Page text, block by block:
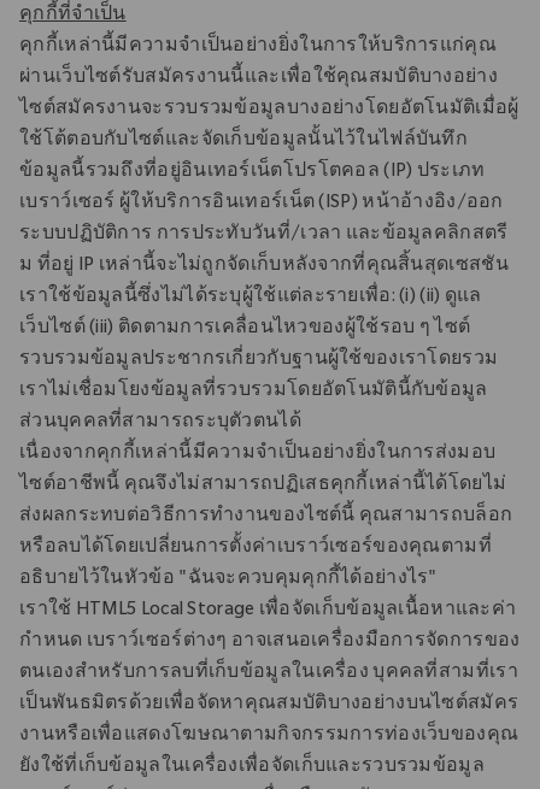
คุกกี้ที่จําเป็น
คุกกี้เหล่านี้มีความจําเป็นอย่างยิ่งในการให้บริการแก่คุณ
ผ่านเว็บไซต์รับสมัครงานนี้และเพื่อใช้คุณสมบัติบางอย่าง
ไซต์สมัครงานจะรวบรวมข้อมูลบางอย่างโดยอัตโนมัติเมื่อผู้
ใช้โต้ตอบกับไซต์และจัดเก็บข้อมูลนั้นไว้ในไฟล์บันทึก
ข้อมูลนี้รวมถึงที่อยู่อินเทอร์เน็ตโปรโตคอล (IP) ประเภท
เบราว์เซอร์ ผู้ให้บริการอินเทอร์เน็ต (ISP) หน้าอ้างอิง/ออก
ระบบปฏิบัติการ การประทับวันที่/เวลา และข้อมูลคลิกสตรี
ม ที่อยู่ IP เหล่านี้จะไม่ถูกจัดเก็บหลังจากที่คุณสิ้นสุดเซสชัน
เราใช้ข้อมูลนี้ซึ่งไม่ได้ระบุผู้ใช้แต่ละรายเพื่อ: (i) (ii) ดูแล
เว็บไซต์ (iii) ติดตามการเคลื่อนไหวของผู้ใช้รอบ ๆ ไซต์
รวบรวมข้อมูลประชากรเกี่ยวกับฐานผู้ใช้ของเราโดยรวม
เราไม่เชื่อมโยงข้อมูลที่รวบรวมโดยอัตโนมัตินี้กับข้อมูล
ส่วนบุคคลที่สามารถระบุตัวตนได้
เนื่องจากคุกกี้เหล่านี้มีความจําเป็นอย่างยิ่งในการส่งมอบ
ไซต์อาชีพนี้ คุณจึงไม่สามารถปฏิเสธคุกกี้เหล่านี้ได้โดยไม่
ส่งผลกระทบต่อวิธีการทํางานของไซต์นี้ คุณสามารถบล็อก
หรือลบได้โดยเปลี่ยนการตั้งค่าเบราว์เซอร์ของคุณตามที่
อธิบายไว้ในหัวข้อ "ฉันจะควบคุมคุกกี้ได้อย่างไร"
เราใช้ HTML5 Local Storage เพื่อจัดเก็บข้อมูลเนื้อหาและค่า
กําหนด เบราว์เซอร์ต่างๆ อาจเสนอเครื่องมือการจัดการของ
ตนเองสําหรับการลบที่เก็บข้อมูลในเครื่อง บุคคลที่สามที่เรา
เป็นพันธมิตรด้วยเพื่อจัดหาคุณสมบัติบางอย่างบนไซต์สมัคร
งานหรือเพื่อแสดงโฆษณาตามกิจกรรมการท่องเว็บของคุณ
ยังใช้ที่เก็บข้อมูลในเครื่องเพื่อจัดเก็บและรวบรวมข้อมูล